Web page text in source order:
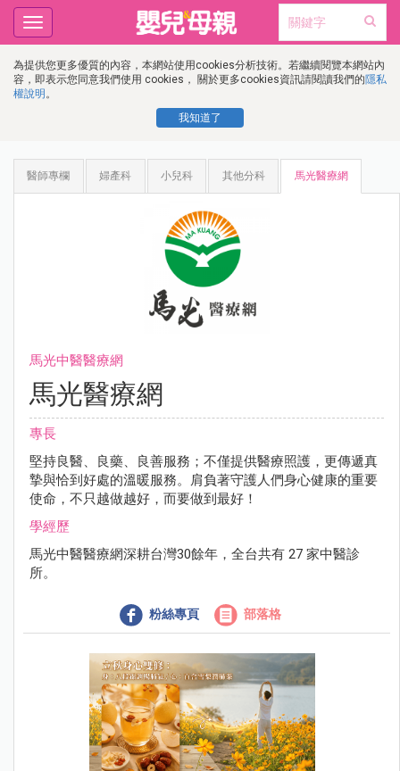
為提供您更多優質的內容，本網站使用cookies分析技術。若繼續閱覽本網站內
容，即表示您同意我們使用 cookies， 關於更多cookies資訊請閱讀我們的隱私
權說明 。
我知道了
Toggle
navigation
醫師專欄 婦產科 小兒科 其他分科 馬光醫療網
馬光中醫醫療網
馬光醫療網
專長
堅持良醫、良藥、良善服務；不僅提供醫療照護，更傳遞真
摯與恰到好處的溫暖服務。肩負著守護人們身心健康的重要
使命，不只越做越好，而要做到最好！
學經歷
馬光中醫醫療網深耕台灣30餘年，全台共有 27 家中醫診
所。
粉絲專頁 部落格